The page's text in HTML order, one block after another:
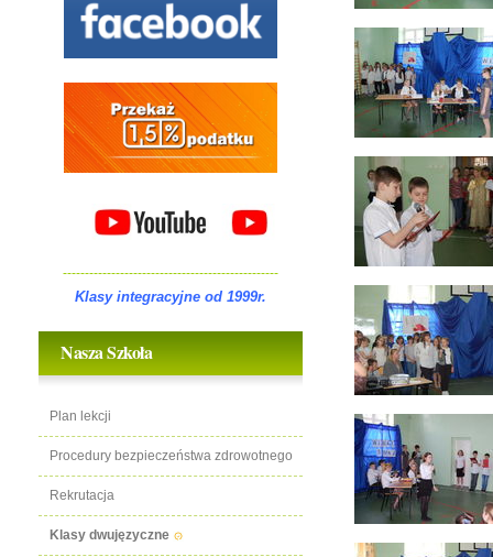
-------------------------------------------------
Klasy integracyjne od 1999r.
Nasza Szkoła
Plan lekcji
Procedury bezpieczeństwa zdrowotnego
Rekrutacja
Klasy dwujęzyczne